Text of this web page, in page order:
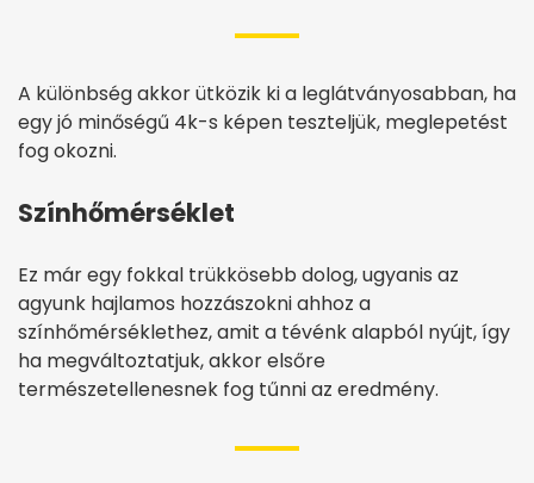
A különbség akkor ütközik ki a leglátványosabban, ha
egy jó minőségű 4k-s képen teszteljük, meglepetést
fog okozni.
Színhőmérséklet
Ez már egy fokkal trükkösebb dolog, ugyanis az
agyunk hajlamos hozzászokni ahhoz a
színhőmérséklethez, amit a tévénk alapból nyújt, így
ha megváltoztatjuk, akkor elsőre
természetellenesnek fog tűnni az eredmény.